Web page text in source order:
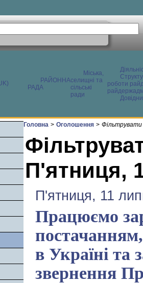
РАЙОННА
РАДА
Міська,
селищні та
сільські
ради
роботи
Головна > Оголошення >
П'ятниця,
П'ятниця, 11
Працюємо
в Україні та
звернення